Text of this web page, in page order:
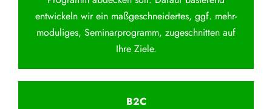
entwickeln wir ein maßgeschneidertes, ggf. mehr-
moduliges, Seminarprogramm, zugeschnitten auf
Ihre Ziele.
B2C